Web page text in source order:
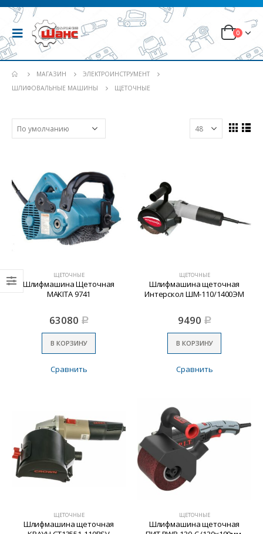
0
МАГАЗИН
ЭЛЕКТРОИНСТРУМЕНТ
ШЛИФОВАЛЬНЫЕ МАШИНЫ
ЩЕТОЧНЫЕ
ЩЕТОЧНЫЕ
Шлифмашина Щеточная
MAKITA 9741
63080 Р
В КОРЗИНУ
Сравнить
ЩЕТОЧНЫЕ
Шлифмашина щеточная
Интерскол ШМ-110/1400ЭМ
9490 Р
В КОРЗИНУ
Сравнить
ЩЕТОЧНЫЕ
Шлифмашина щеточная
ЩЕТОЧНЫЕ
Шлифмашина щеточная